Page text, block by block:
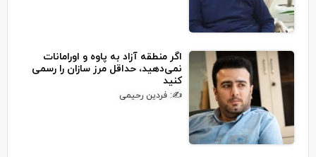
اگر منطقه آزاد به پاوه و اورامانات
نمی‌دهید، حداقل مرز سازان را رسمی
کنید
✍: فردین رحیمی